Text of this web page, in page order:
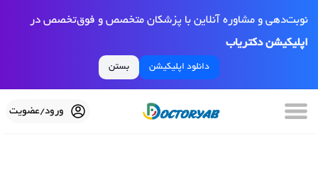
نوبت‌دهی و مشاوره آنلاین با پزشکان متخصص و فوق‌تخصص در
اپلیکیشن دکتریاب
دانلود اپلیکیشن بستن
ورود/عضویت